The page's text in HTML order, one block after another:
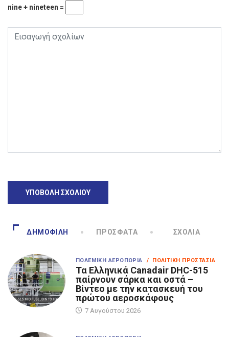
nine + nineteen =
ΔΗΜΟΦΙΛΉ ΠΡΌΣΦΑΤΑ ΣΧΌΛΙΑ
ΠΟΛΕΜΙΚΉ ΑΕΡΟΠΟΡΊΑ / ΠΟΛΙΤΙΚΉ ΠΡΟΣΤΑΣΊΑ
Τα Eλληνικά Canadair DHC-515
παίρνουν σάρκα και οστά –
Βίντεο με την κατασκευή του
πρώτου αεροσκάφους
7 Αυγούστου 2026